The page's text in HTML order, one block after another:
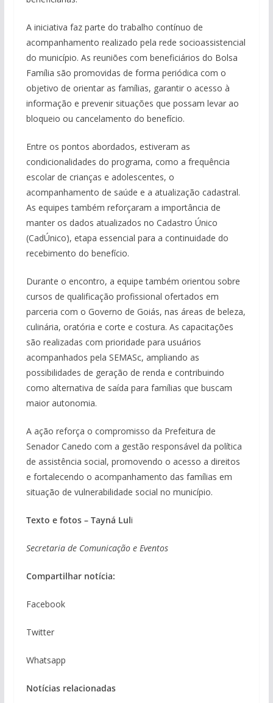
A iniciativa faz parte do trabalho contínuo de
acompanhamento realizado pela rede socioassistencial
do município. As reuniões com beneficiários do Bolsa
Família são promovidas de forma periódica com o
objetivo de orientar as famílias, garantir o acesso à
informação e prevenir situações que possam levar ao
bloqueio ou cancelamento do benefício.
Entre os pontos abordados, estiveram as
condicionalidades do programa, como a frequência
escolar de crianças e adolescentes, o
acompanhamento de saúde e a atualização cadastral.
As equipes também reforçaram a importância de
manter os dados atualizados no Cadastro Único
(CadÚnico), etapa essencial para a continuidade do
recebimento do benefício.
Durante o encontro, a equipe também orientou sobre
cursos de qualificação profissional ofertados em
parceria com o Governo de Goiás, nas áreas de beleza,
culinária, oratória e corte e costura. As capacitações
são realizadas com prioridade para usuários
acompanhados pela SEMASc, ampliando as
possibilidades de geração de renda e contribuindo
como alternativa de saída para famílias que buscam
maior autonomia.
A ação reforça o compromisso da Prefeitura de
Senador Canedo com a gestão responsável da política
de assistência social, promovendo o acesso a direitos
e fortalecendo o acompanhamento das famílias em
situação de vulnerabilidade social no município.
Texto e fotos – Tayná Luli
Secretaria de Comunicação e Eventos
Compartilhar notícia:
Facebook
Twitter
Whatsapp
Notícias relacionadas